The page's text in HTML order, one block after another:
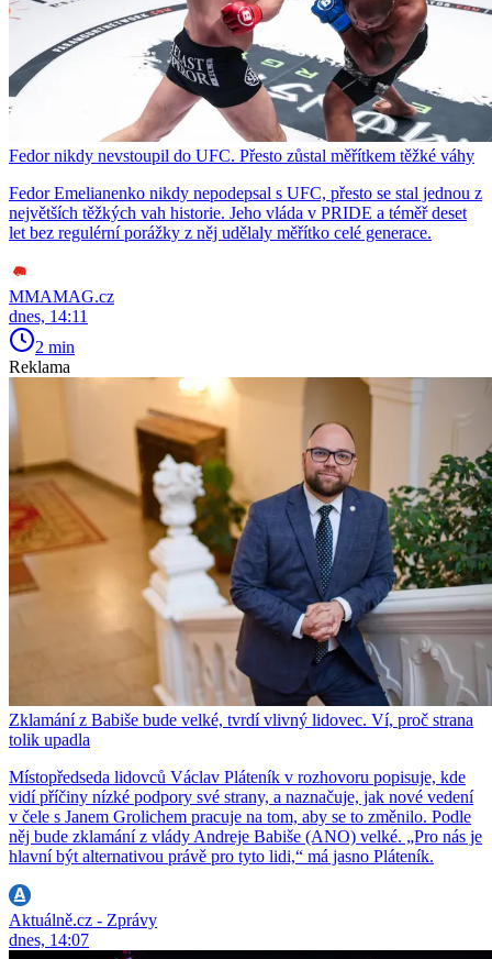
Fedor nikdy nevstoupil do UFC. Přesto zůstal měřítkem těžké váhy
Fedor Emelianenko nikdy nepodepsal s UFC, přesto se stal jednou z
největších těžkých vah historie. Jeho vláda v PRIDE a téměř deset
let bez regulérní porážky z něj udělaly měřítko celé generace.
MMAMAG.cz
dnes, 14:11
2 min
Reklama
Zklamání z Babiše bude velké, tvrdí vlivný lidovec. Ví, proč strana
tolik upadla
Místopředseda lidovců Václav Pláteník v rozhovoru popisuje, kde
vidí příčiny nízké podpory své strany, a naznačuje, jak nové vedení
v čele s Janem Grolichem pracuje na tom, aby se to změnilo. Podle
něj bude zklamání z vlády Andreje Babiše (ANO) velké. „Pro nás je
hlavní být alternativou právě pro tyto lidi,“ má jasno Pláteník.
Aktuálně.cz - Zprávy
dnes, 14:07